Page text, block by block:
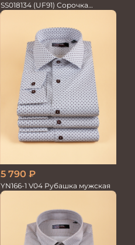
SS018134 (UF91) Сорочка
мужская GROSTYLE TRENDY
5 790 ₽
YN166-1 V04 Рубашка мужская